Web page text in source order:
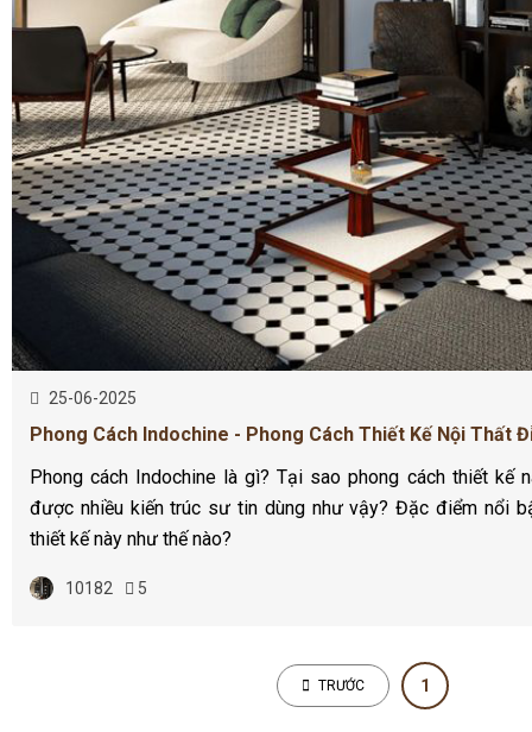
25-06-2025
Phong Cách Indochine - Phong Cách Thiết Kế Nội Thất
Phong cách Indochine là gì? Tại sao phong cách thiết kế
được nhiều kiến trúc sư tin dùng như vậy? Đặc điểm nổi
thiết kế này như thế nào?
10182 5
TRƯỚC 1